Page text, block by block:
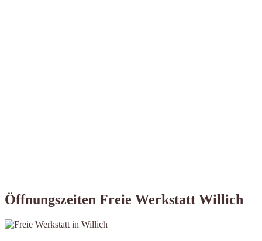
Öffnungszeiten Freie Werkstatt Willich